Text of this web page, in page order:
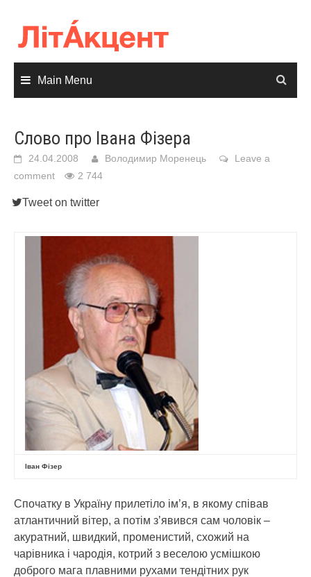
content
Main Menu
Слово про Івана Фізера
24.04.2008 Володимир Моренець
Leave a
comment
2 744
Tweet on twitter
Іван Фізер
Спочатку в Україну прилетіло ім’я, в якому співав
атлантичний вітер, а потім з’явився сам чоловік –
акуратний, швидкий, променистий, схожий на
чарівника і чародія, котрий з веселою усмішкою
доброго мага плавними рухами тендітних рук